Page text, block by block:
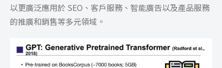
以更廣泛應用於 SEO、客戶服務、智能廣告以及產品服務
的推廣和銷售等多元領域。